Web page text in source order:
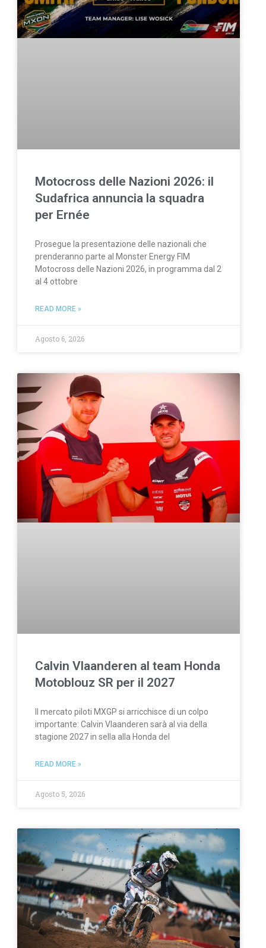
Motocross delle Nazioni 2026: il
Sudafrica annuncia la squadra
per Ernée
Prosegue la presentazione delle nazionali che
prenderanno parte al Monster Energy FIM
Motocross delle Nazioni 2026, in programma dal 2
al 4 ottobre
READ MORE »
Agosto 6, 2026
Calvin Vlaanderen al team Honda
Motoblouz SR per il 2027
Il mercato piloti MXGP si arricchisce di un colpo
importante: Calvin Vlaanderen sarà al via della
stagione 2027 in sella alla Honda del
READ MORE »
Agosto 5, 2026